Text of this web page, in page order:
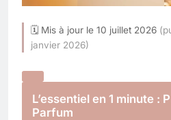
🗓 Mis à jour le 10 juillet 2026
janvier 2026)
L’essentiel en 1 minute :
Parfum